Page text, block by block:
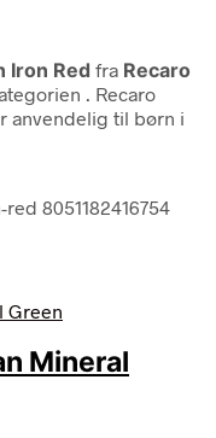
Iron Red fra Recaro
. Recaro
anvendelig til børn i
8051182416754
Mineral